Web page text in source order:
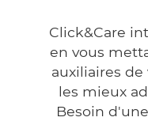
Click&Care
en vous
auxiliaires
les mieux
Besoin